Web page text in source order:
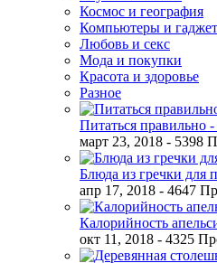
Космос и география
Компьютеры и
Любовь и секс
Мода и покупки
Красота и здоровье
Разное
Питаться правильно
март 23, 2018 - 5398
Блюда из гречки для
апр 17, 2018 - 4647
Калорийность
окт 11, 2018 - 4325